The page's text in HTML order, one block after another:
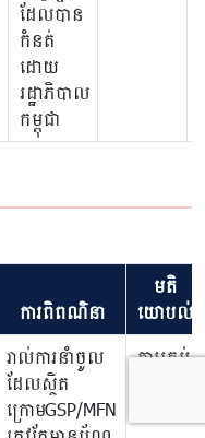
ដែលបាន
កំនត់
ដោយ
រដ្ឋាភិបាល
កម្ពុជា
ការពិពណ៌នា
មតិ
យោបល់
រាល់ការនាំចូល
ដែលស្ថិត
ក្រោមGSP/MFN​
ការគ្រប់